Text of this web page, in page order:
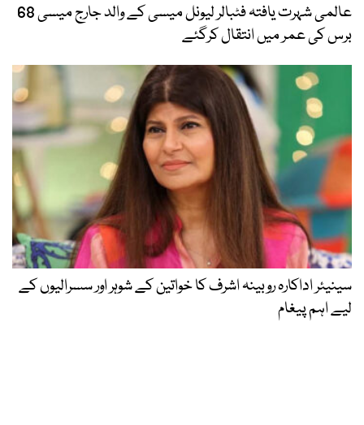
عالمی شہرت یافتہ فٹبالر لیونل میسی کے والد جارج میسی 68
برس کی عمر میں انتقال کرگئے
سینیئر اداکارہ روبینہ اشرف کا خواتین کے شوہر اور سسرالیوں کے
لیے اہم پیغام